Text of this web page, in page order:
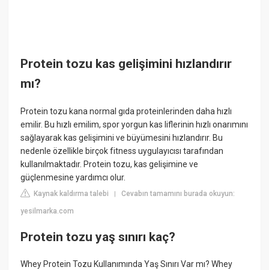
Protein tozu kas gelişimini hızlandırır
mı?
Protein tozu kana normal gıda proteinlerinden daha hızlı
emilir. Bu hızlı emilim, spor yorgun kas liflerinin hızlı onarımını
sağlayarak kas gelişimini ve büyümesini hızlandırır. Bu
nedenle özellikle birçok fitness uygulayıcısı tarafından
kullanılmaktadır. Protein tozu, kas gelişimine ve
güçlenmesine yardımcı olur.
Kaynak kaldırma talebi |Cevabın tamamını burada okuyun:
yesilmarka.com
Protein tozu yaş sınırı kaç?
Whey Protein Tozu Kullanımında Yaş Sınırı Var mı? Whey